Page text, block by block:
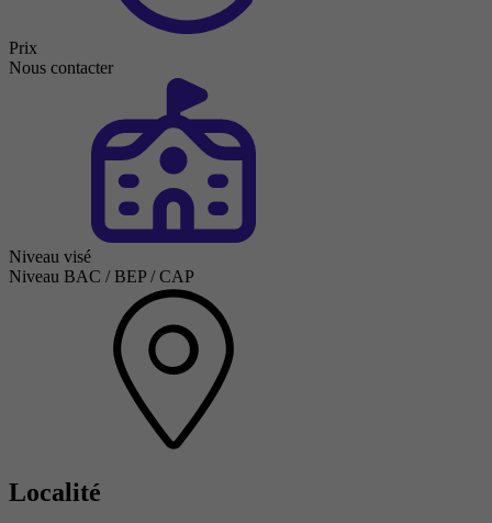
Prix
Nous contacter
Niveau visé
Niveau BAC / BEP / CAP
Localité